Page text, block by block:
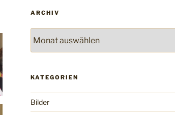
ARCHIV
KATEGORIEN
Bilder